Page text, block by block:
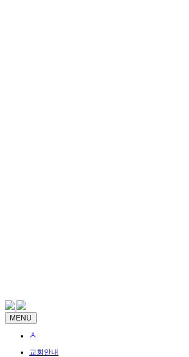
MENU
교회안내